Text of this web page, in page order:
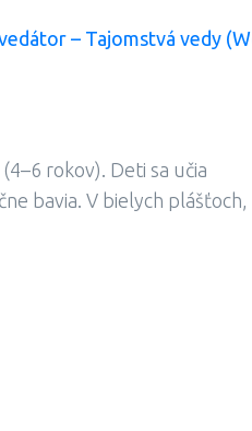
– Tajomstvá vedy
rokov). Deti sa učia
bavia. V bielych plášťoch,